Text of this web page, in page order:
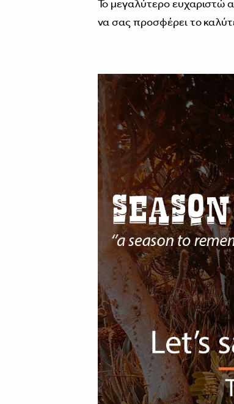
Το μεγαλύτερο ευχαριστώ
να σας προσφέρει το